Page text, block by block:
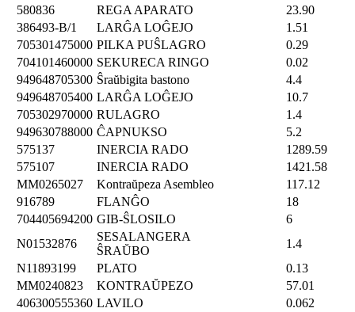
580836
REGA APARATO
23.90
386493-B/1
LARĜA LOĜEJO
1.51
705301475000 PILKA PUŜLAGRO
0.29
704101460000 SEKURECA RINGO
0.02
949648705300 Ŝraŭbigita bastono
4.4
949648705400 LARĜA LOĜEJO
10.7
705302970000 RULAGRO
1.4
949630788000 ĈAPNUKSO
5.2
575137
INERCIA RADO
1289.59
575107
INERCIA RADO
1421.58
MM0265027
Kontraŭpeza Asembleo
117.12
916789
FLANĜO
18
704405694200 GIB-ŜLOSILO
6
N01532876
SESALANGERA
ŜRAŬBO
1.4
N11893199
PLATO
0.13
MM0240823
KONTRAŬPEZO
57.01
406300555360 LAVILO
0.062